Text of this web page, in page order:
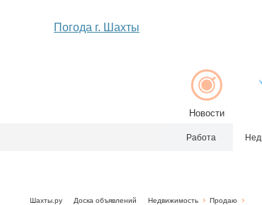
Погода г. Шахты
Новости
Работа
Шахты.ру Доска объявлений Недвижимость Продаю